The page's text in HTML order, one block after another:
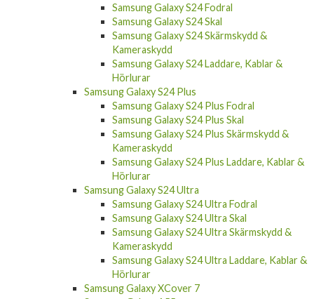
Samsung Galaxy S24 Fodral
Samsung Galaxy S24 Skal
Samsung Galaxy S24 Skärmskydd &
Kameraskydd
Samsung Galaxy S24 Laddare, Kablar &
Hörlurar
Samsung Galaxy S24 Plus
Samsung Galaxy S24 Plus Fodral
Samsung Galaxy S24 Plus Skal
Samsung Galaxy S24 Plus Skärmskydd &
Kameraskydd
Samsung Galaxy S24 Plus Laddare, Kablar &
Hörlurar
Samsung Galaxy S24 Ultra
Samsung Galaxy S24 Ultra Fodral
Samsung Galaxy S24 Ultra Skal
Samsung Galaxy S24 Ultra Skärmskydd &
Kameraskydd
Samsung Galaxy S24 Ultra Laddare, Kablar &
Hörlurar
Samsung Galaxy XCover 7